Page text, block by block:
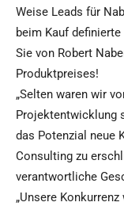
Weise Leads für
beim Kauf
Sie von Robert
Produktpreises!
„Selten waren wir
Projektentwicklung
das Potenzial neue
Consulting zu
verantwortliche
„Unsere